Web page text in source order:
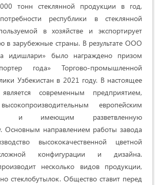
тонн стеклянной продукции в год,
республики в стеклянной
в хозяйстве и экспортирует
в зарубежные страны. В результате ООО
идишлари» было награждено призом
года» Торгово-промышленной
Узбекистан в 2021 году. В настоящее
современным предприятием,
европейским
и имеющим разветвленную
Основным направлением работы завода
высококачественной цветной
конфигурации и дизайна.
несколько видов продукции,
стеклобутылок. Общество ставит перед